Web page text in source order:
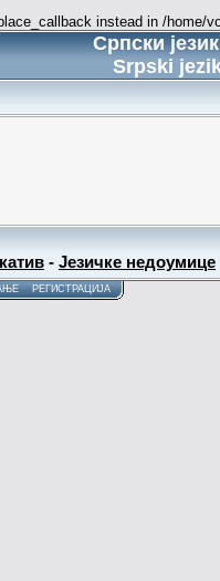
instead in /
Српски
Srpski
- Језичке недоумице
РЕГИСТРАЦИЈА